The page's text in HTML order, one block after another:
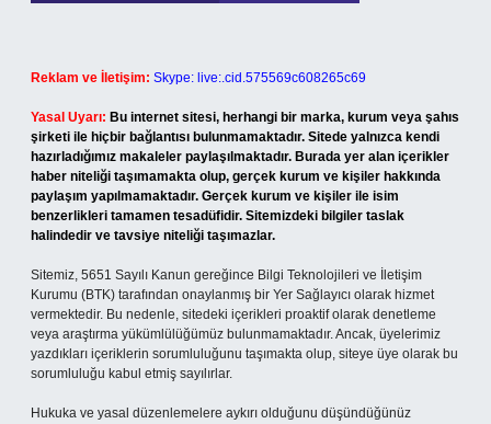
Reklam ve İletişim: Skype: live:.cid.575569c608265c69
Yasal Uyarı: Bu internet sitesi, herhangi bir marka, kurum veya şahıs
şirketi ile hiçbir bağlantısı bulunmamaktadır. Sitede yalnızca kendi
hazırladığımız makaleler paylaşılmaktadır. Burada yer alan içerikler
haber niteliği taşımamakta olup, gerçek kurum ve kişiler hakkında
paylaşım yapılmamaktadır. Gerçek kurum ve kişiler ile isim
benzerlikleri tamamen tesadüfidir. Sitemizdeki bilgiler taslak
halindedir ve tavsiye niteliği taşımazlar.
Sitemiz, 5651 Sayılı Kanun gereğince Bilgi Teknolojileri ve İletişim
Kurumu (BTK) tarafından onaylanmış bir Yer Sağlayıcı olarak hizmet
vermektedir. Bu nedenle, sitedeki içerikleri proaktif olarak denetleme
veya araştırma yükümlülüğümüz bulunmamaktadır. Ancak, üyelerimiz
yazdıkları içeriklerin sorumluluğunu taşımakta olup, siteye üye olarak bu
sorumluluğu kabul etmiş sayılırlar.
Hukuka ve yasal düzenlemelere aykırı olduğunu düşündüğünüz